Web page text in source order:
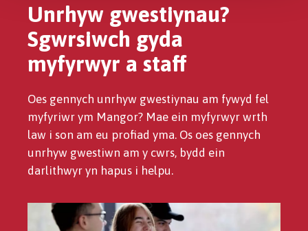
Unrhyw gwestiynau?
Sgwrsiwch gyda
myfyrwyr a staff
Oes gennych unrhyw gwestiynau am fywyd fel
myfyriwr ym Mangor? Mae ein myfyrwyr wrth
law i son am eu profiad yma. Os oes gennych
unrhyw gwestiwn am y cwrs, bydd ein
darlithwyr yn hapus i helpu.